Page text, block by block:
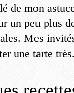
de mon
un peu plus
Mes
une tarte